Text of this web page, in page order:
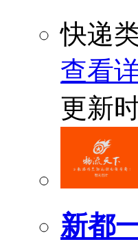
快递
查看
更新
新都